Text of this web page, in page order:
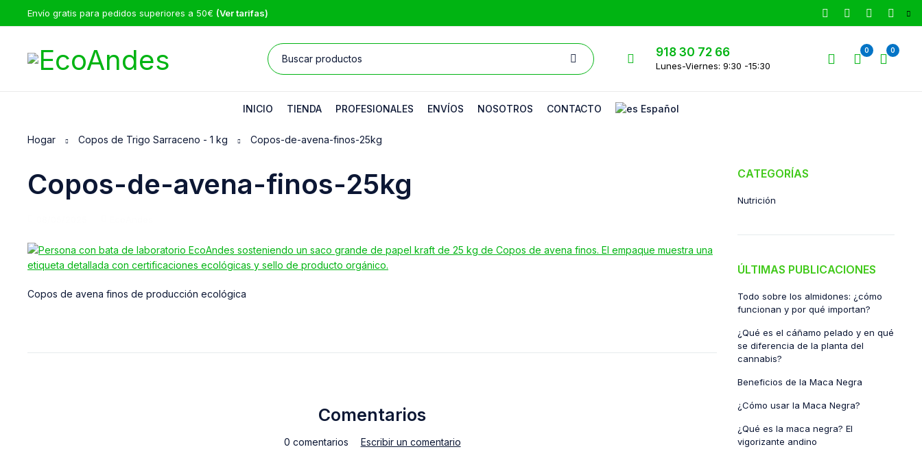
Envío gratis para pedidos superiores a 50€ (Ver tarifas)
918 30 72 66
Lunes-Viernes: 9:30 -15:30
0 0
INICIO TIENDA PROFESIONALES ENVÍOS NOSOTROS CONTACTO Español
Hogar Copos de Trigo Sarraceno - 1 kg Copos-de-avena-finos-25kg
Copos-de-avena-finos-25kg
Copos de avena finos de producción ecológica
Comentarios
0 comentarios Escribir un comentario
CATEGORÍAS
Nutrición
ÚLTIMAS PUBLICACIONES
Todo sobre los almidones: ¿cómo
funcionan y por qué importan?
¿Qué es el cáñamo pelado y en qué
se diferencia de la planta del
cannabis?
Beneficios de la Maca Negra
¿Cómo usar la Maca Negra?
¿Qué es la maca negra? El
vigorizante andino